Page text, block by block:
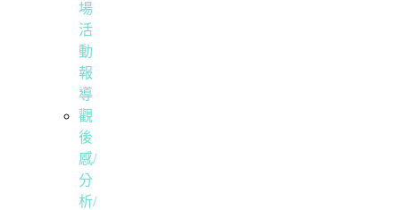
場
活
動
報
導
觀
後
感/
分
析/